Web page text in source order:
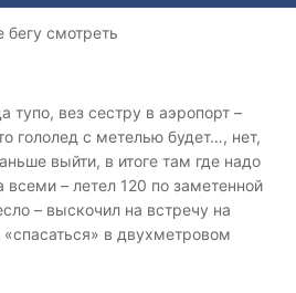
смотреть
тупо, вез сестру в аэропорт –
гололед с метелью будет…, нет,
выйти, в итоге там где надо
– летел 120 по заметенной
– выскочил на встречу на
в двухметровом